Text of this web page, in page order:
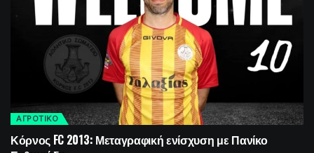
ΑΓΡΟΤΙΚΟ
Κόρνος FC 2013: Μεταγραφική ενίσχυση με Πανίκο